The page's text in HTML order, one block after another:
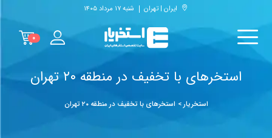
ایران | تهران شنبه ۱۷ مرداد ۱۴۰۵
۰
استخرهای با تخفیف در منطقه ۲۰ تهران
استخریار> استخرهای با تخفیف در منطقه ۲۰ تهران